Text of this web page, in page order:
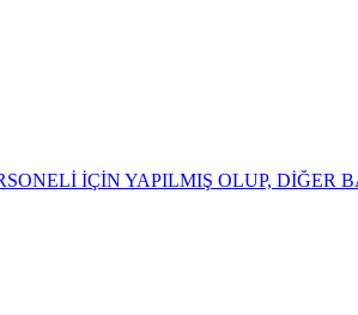
İÇİN YAPILMIŞ OLUP, DİĞER